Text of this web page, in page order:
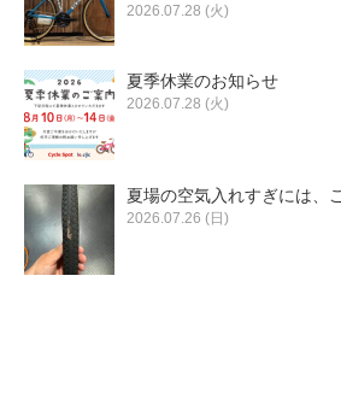
2026.07.28 (火)
夏季休業のお知らせ
2026.07.28 (火)
夏場の空気入れすぎには、
2026.07.26 (日)